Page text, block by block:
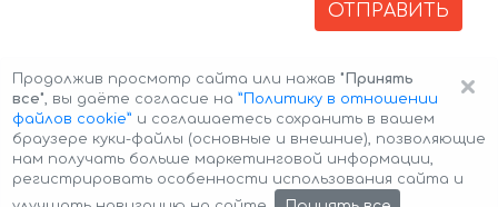
ОТПРАВИТЬ
Авторские права © 2026 Авто-Аренда Cookie Policy
×
Продолжив просмотр сайта или нажав "Принять
все", вы даёте согласие на ”Политику в отношении
файлов cookie” и соглашаетесь сохранить в вашем
браузере куки-файлы (основные и внешние), позволяющие
нам получать больше маркетинговой информации,
регистрировать особенности использования сайта и